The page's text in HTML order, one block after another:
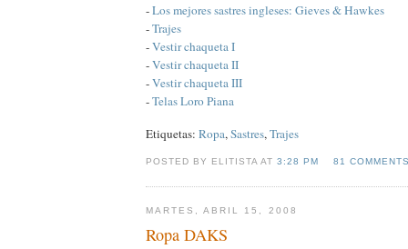
-Los mejores sastres ingleses: Gieves & Hawkes
-Trajes
-Vestir chaqueta I
-Vestir chaqueta II
-Vestir chaqueta III
-Telas Loro Piana
Etiquetas: Ropa,Sastres,Trajes
POSTED BY ELITISTA AT3:28 PM 81
MARTES, ABRIL 15, 2008
Ropa DAKS